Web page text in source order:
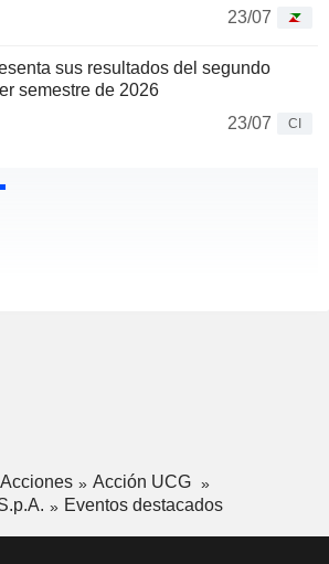
23/07
sus resultados del segundo
semestre de 2026
23/07
CI
Acciones
Acción UCG
Eventos destacados